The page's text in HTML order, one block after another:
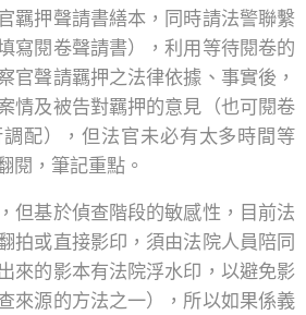
羈押聲請書繕本，同時請法警聯繫
寫閱卷聲請書），利用等待閱卷的
官聲請羈押之法律依據、事實後，
情及被告對羈押的意見（也可閱卷
配），但法官未必有太多時間等
閱，筆記重點。
但基於偵查階段的敏感性，目前法
拍或直接影印，須由法院人員陪同
來的影本有法院浮水印，以避免影
來源的方法之一），所以如果係義